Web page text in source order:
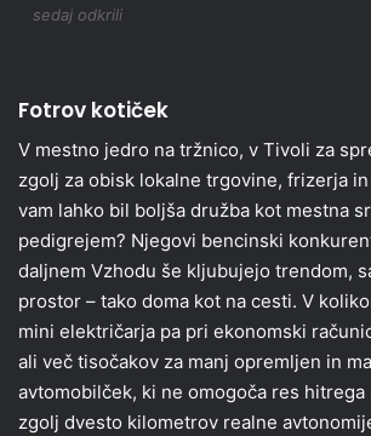
sedaj odkrili
Fotrov kotiček
V mestno jedro na tržnico, v Tivoli za
zgolj za obisk lokalne trgovine, frizerja
vam lahko bil boljša družba kot mestna
pedigrejem? Njegovi bencinski
daljnem Vzhodu še kljubujejo trendom,
prostor – tako doma kot na cesti. V
mini električarja pa pri ekonomski
ali več tisočakov za manj opremljen in
avtomobilček, ki ne omogoča res
zgolj dvesto kilometrov realne